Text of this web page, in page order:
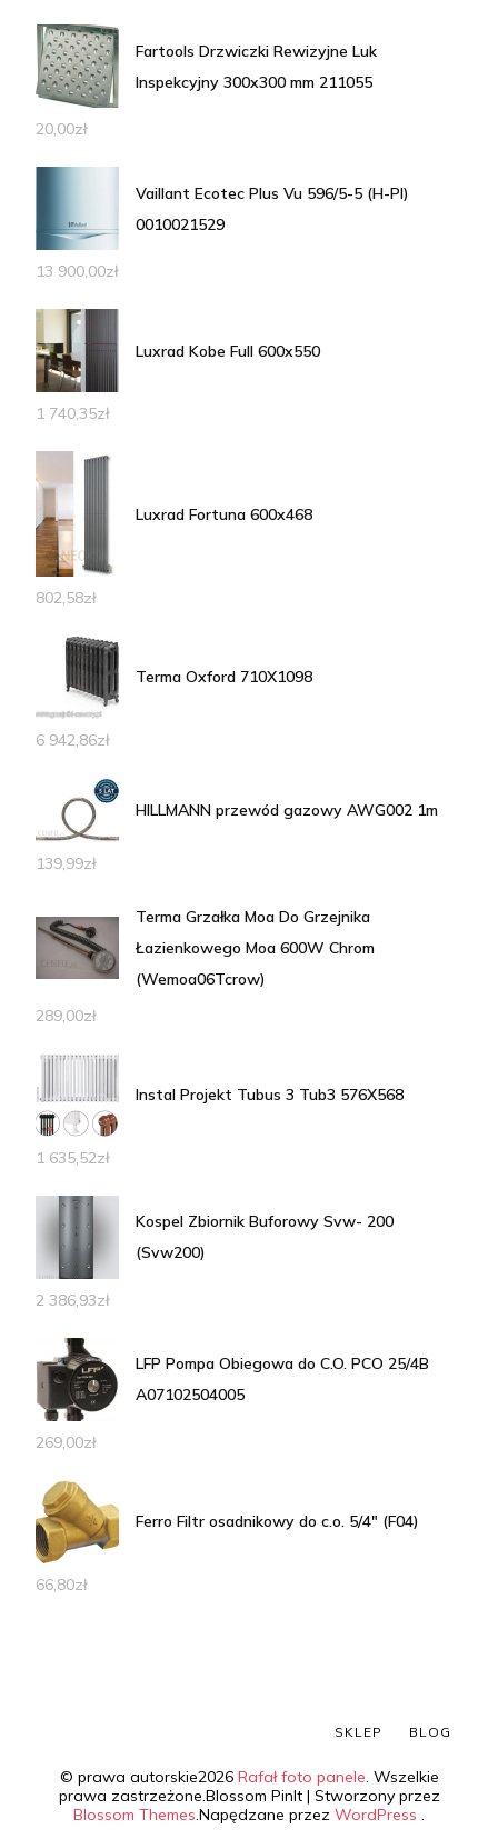
Fartools Drzwiczki Rewizyjne Luk
Inspekcyjny 300x300 mm 211055
20,00zł
Vaillant Ecotec Plus Vu 596/5-5 (H-Pl)
0010021529
13 900,00zł
Luxrad Kobe Full 600x550
1 740,35zł
Luxrad Fortuna 600x468
802,58zł
Terma Oxford 710X1098
6 942,86zł
HILLMANN przewód gazowy AWG002 1m
139,99zł
Terma Grzałka Moa Do Grzejnika
Łazienkowego Moa 600W Chrom
(Wemoa06Tcrow)
289,00zł
Instal Projekt Tubus 3 Tub3 576X568
1 635,52zł
Kospel Zbiornik Buforowy Svw- 200
(Svw200)
2 386,93zł
LFP Pompa Obiegowa do C.O. PCO 25/4B
A07102504005
269,00zł
Ferro Filtr osadnikowy do c.o. 5/4" (F04)
66,80zł
© prawa autorskie2026 Rafał foto panele. Wszelkie
prawa zastrzeżone.Blossom PinIt | Stworzony przez
Blossom Themes.Napędzane przez WordPress .
SKLEP BLOG